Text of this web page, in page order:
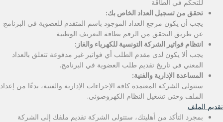
للتحكم في الطاقة
تحقق من تسجيل العداد الخاص بك:
يجب أن يكون مرجع العداد الموجود باسم المتقدم للعضوية في البرنامج
عن طريق التحقق من الرقم بطاقة التعريف الوطنية
انتظام فواتير الشركة التونسية للكهرباء والغاز:
يجب ألا يكون لدى مقدم الطلب أي فواتير غير مدفوعة تتعلق بالعداد
المعني في تاريخ تقديم طلب العضوية في البرنامج.
المساعدة الإدارية والفنية:
ستتولى الشركة المعتمدة كافة الإجراءات الإدارية والفنية، بدءًا من إعداد
الملف وحتى تشغيل النظام الكهروضوئي.
تقديم الملف
بمجرد التأكد من أهليتك، ستتولى الشركة تقديم ملفك إلى الشركة